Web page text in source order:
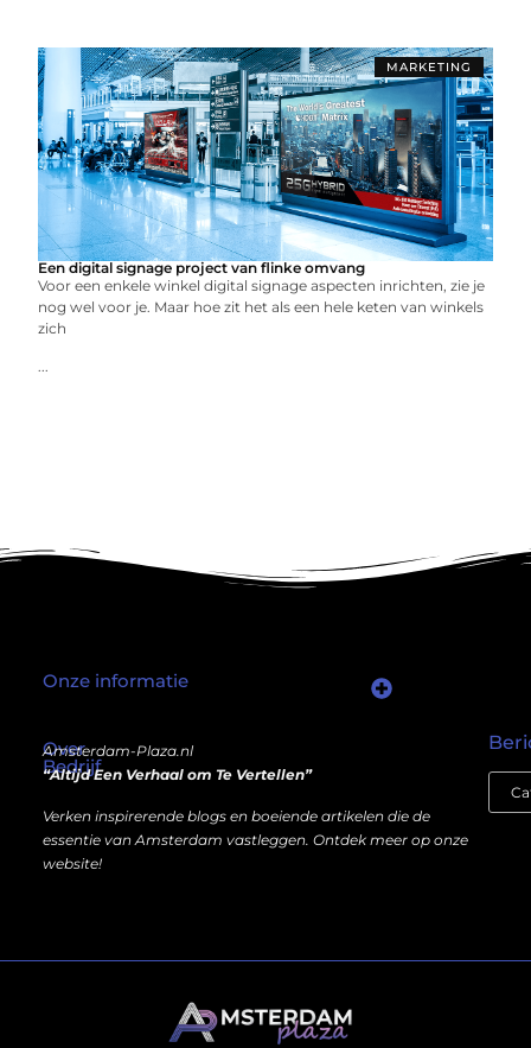
MARKETING
Een digital signage project van flinke omvang
Voor een enkele winkel digital signage aspecten inrichten, zie je
nog wel voor je. Maar hoe zit het als een hele keten van winkels
zich
...
Over
Bedrijf
Amsterdam-Plaza.nl
“Altijd Een Verhaal om Te Vertellen”
Verken inspirerende blogs en boeiende artikelen die de
essentie van Amsterdam vastleggen. Ontdek meer op onze
website!
Onze informatie